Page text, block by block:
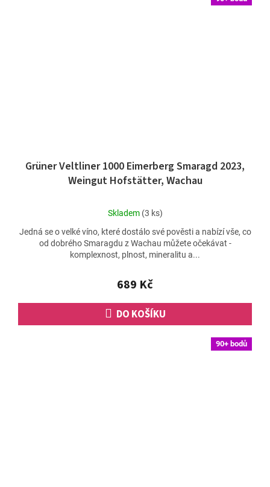
Grüner Veltliner 1000 Eimerberg Smaragd 2023,
Weingut Hofstätter, Wachau
Průměrné
produktu
je
4,7
5
hvězdiček.
Skladem (3 ks)
689 Kč
DO KOŠÍKU
Jedná se o velké víno, které dostálo své pověsti a nabízí vše, co
od dobrého Smaragdu z Wachau můžete očekávat -
komplexnost, plnost, mineralitu a...
90+ bodů